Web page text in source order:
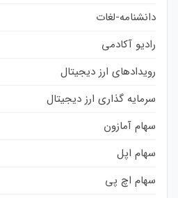
دانشنامه-لغات
رادیو آکادمی
رویدادهای ارز دیجیتال
سرمایه گذاری ارز دیجیتال
سهام آمازون
سهام اپل
سهام اچ پی